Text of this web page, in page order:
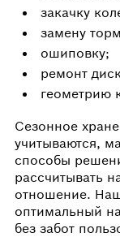
закачку
замену
ошиповку;
ремонт
геометрию
Сезонное
учитываются,
способы
рассчитывать
отношение.
оптимальный
без забот